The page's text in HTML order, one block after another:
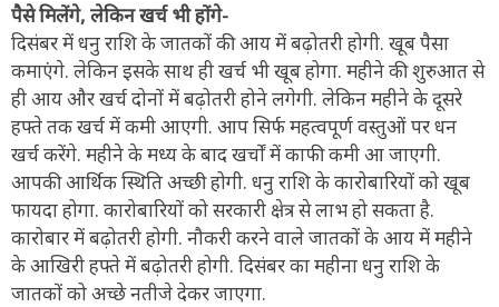
पैसे मिलेंगे, लेकिन खर्च भी होंगे-
दिसंबर में धनु राशि के जातकों की आय में बढ़ोतरी होगी. खूब पैसा
कमाएंगे. लेकिन इसके साथ ही खर्च भी खूब होगा. महीने की शुरुआत से
ही आय और खर्च दोनों में बढ़ोतरी होने लगेगी. लेकिन महीने के दूसरे
हफ्ते तक खर्च में कमी आएगी. आप सिर्फ महत्वपूर्ण वस्तुओं पर धन
खर्च करेंगे. महीने के मध्य के बाद खर्चों में काफी कमी आ जाएगी.
आपकी आर्थिक स्थिति अच्छी होगी. धनु राशि के कारोबारियों को खूब
फायदा होगा. कारोबारियों को सरकारी क्षेत्र से लाभ हो सकता है.
कारोबार में बढ़ोतरी होगी. नौकरी करने वाले जातकों के आय में महीने
के आखिरी हफ्ते में बढ़ोतरी होगी. दिसंबर का महीना धनु राशि के
जातकों को अच्छे नतीजे देकर जाएगा.